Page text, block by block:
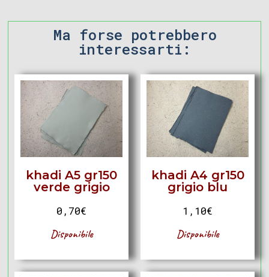
Ma forse potrebbero
interessarti:
khadi A5 gr150
verde grigio
0,70€
Disponibile
khadi A4 gr150
grigio blu
1,10€
Disponibile